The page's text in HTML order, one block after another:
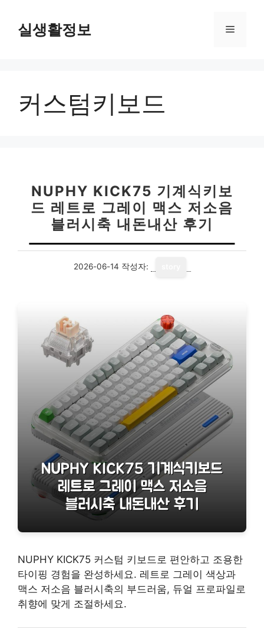
실생활정보 메
커스텀키보드
NUPHY KICK75 기계식키보
드 레트로 그레이 맥스 저소음
블러시축 내돈내산 후기
2026-06-14 작성자:
NUPHY KICK75 커스텀 키보드로 편안하고 조용한
타이핑 경험을 완성하세요. 레트로 그레이 색상과
맥스 저소음 블러시축의 부드러움, 듀얼 프로파일로
취향에 맞게 조절하세요.